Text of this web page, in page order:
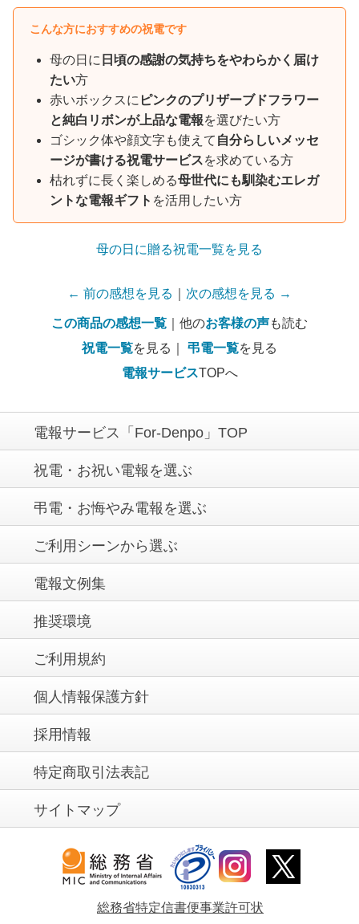
こんな方におすすめの祝電です
母の日に 日頃の感謝の気持ちをやわらかく届け
たい方
赤いボックスに ピンクのプリザーブドフラワー
と純白リボンが上品な電報を選びたい方
ゴシック体や顔文字も使えて 自分らしいメッセ
ージが書ける祝電サービスを求めている方
枯れずに長く楽しめる母世代にも馴染むエレガ
ントな電報ギフト を活用したい方
母の日に贈る祝電一覧を見る
← 前の感想を見る 次の感想を見る →
この商品の感想一覧 ｜他のお客様の声も読む
祝電一覧を見る｜ 弔電一覧を見る
電報サービスTOPへ
電報サービス「For-Denpo」TOP
祝電・お祝い電報を選ぶ
弔電・お悔やみ電報を選ぶ
ご利用シーンから選ぶ
電報文例集
推奨環境
ご利用規約
個人情報保護方針
採用情報
特定商取引法表記
サイトマップ
総務省特定信書便事業許可状